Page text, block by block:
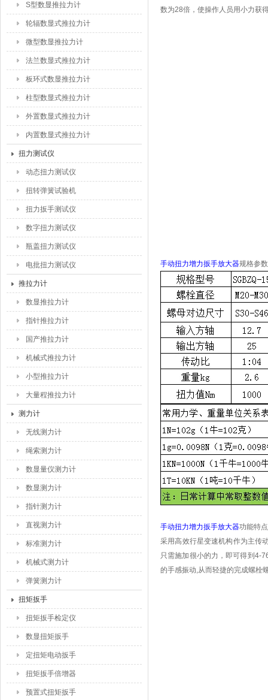
S型数显推拉力计
轮辐数显式推拉力计
微型数显推拉力计
法兰数显式推拉力计
板环式数显推拉力计
柱型数显式推拉力计
外置数显式推拉力计
内置数显式推拉力计
扭力测试仪
动态扭力测试仪
扭转弹簧试验机
扭力扳手测试仪
数字扭力测试仪
瓶盖扭力测试仪
电批扭力测试仪
推拉力计
数显推拉力计
指针推拉力计
国产推拉力计
机械式推拉力计
小型推拉力计
大量程推拉力计
测力计
无线测力计
绳索测力计
数显量仪测力计
数显测力计
指针测力计
直视测力计
标准测力计
机械式测力计
弹簧测力计
扭矩扳手
扭矩扳手检定仪
数显扭矩扳手
定扭矩电动扳手
扭矩扳手倍增器
预置式扭矩扳手
数为28倍，使操作人员用小力获
手动扭力增力扳手放大器规格参数
手动扭力增力扳手放大器功能特
采用高效行星变速机构作为主传
只需施加很小的力，即可得到 4-
的手感振动,从而轻捷的完成螺栓